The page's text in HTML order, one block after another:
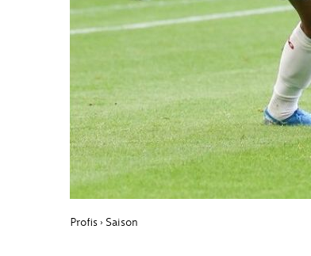
Profis › Saison